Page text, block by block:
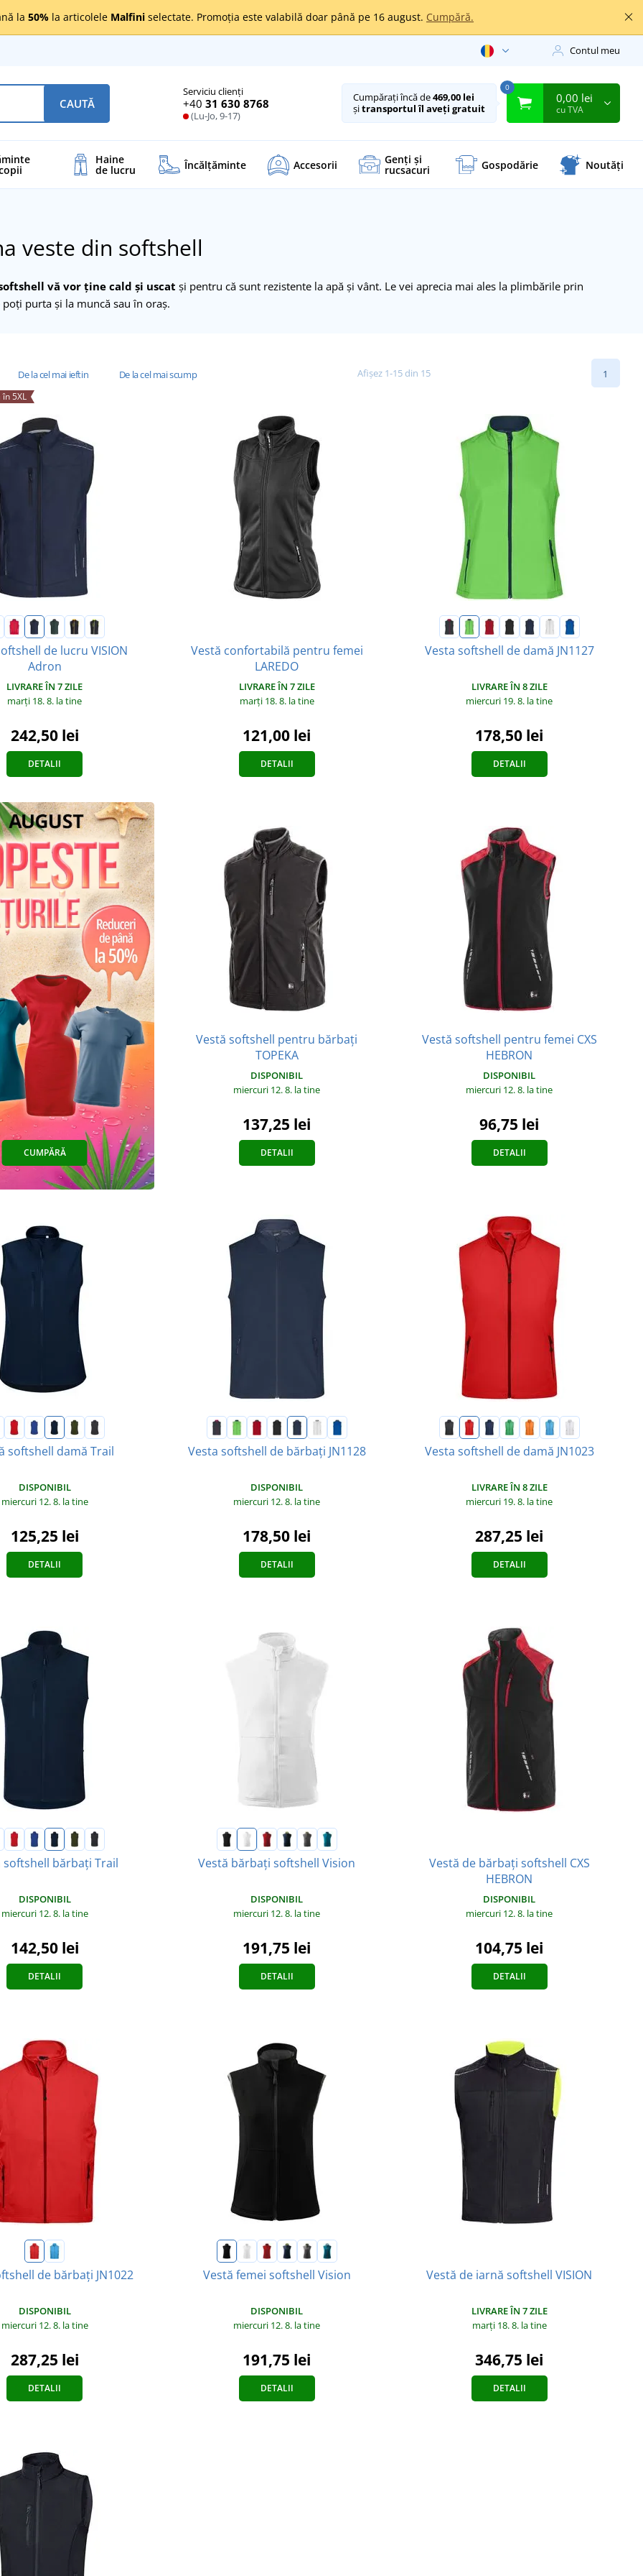
la 50% la articolele Malfini selectate. Promoția este valabilă doar până pe 16 august. Cumpără.
Contul meu
Serviciu clienți
+40 31 630 8768
(Lu-Jo, 9-17)
CAUTĂ Cumpărați încă de469,00 lei
șitransportul îl aveți gratuit
0
0,00 lei
cu TVA
Haine
de lucru Încălţăminte Accesorii Genți și
rucsacuri Gospodărie Noutăți
veste din softshell
vă vor ține cald și uscat și pentru că sunt rezistente la apă și vânt. Le vei aprecia mai ales la plimbările prin
purta și la muncă sau în oraș.
De la cel mai ieftin De la cel mai scump Afișez 1-15 din 15 1
5XL
de lucru VISION
Adron
LIVRARE ÎN 7 ZILE
marți 18. 8. la tine
242,50 lei
DETALII
Vestă confortabilă pentru femei
LAREDO
LIVRARE ÎN 7 ZILE
marți 18. 8. la tine
121,00 lei
DETALII
Vesta softshell de damă JN1127
LIVRARE ÎN 8 ZILE
miercuri 19. 8. la tine
178,50 lei
DETALII
CUMPĂRĂ
Vestă softshell pentru bărbați
TOPEKA
DISPONIBIL
miercuri 12. 8. la tine
137,25 lei
DETALII
Vestă softshell pentru femei CXS
HEBRON
DISPONIBIL
miercuri 12. 8. la tine
96,75 lei
DETALII
softshell damă Trail
DISPONIBIL
miercuri 12. 8. la tine
125,25 lei
DETALII
Vesta softshell de bărbați JN1128
DISPONIBIL
miercuri 12. 8. la tine
178,50 lei
DETALII
Vesta softshell de damă JN1023
LIVRARE ÎN 8 ZILE
miercuri 19. 8. la tine
287,25 lei
DETALII
softshell bărbați Trail
DISPONIBIL
miercuri 12. 8. la tine
142,50 lei
DETALII
Vestă bărbați softshell Vision
DISPONIBIL
miercuri 12. 8. la tine
191,75 lei
DETALII
Vestă de bărbați softshell CXS
HEBRON
DISPONIBIL
miercuri 12. 8. la tine
104,75 lei
DETALII
de bărbați JN1022
DISPONIBIL
miercuri 12. 8. la tine
287,25 lei
DETALII
Vestă femei softshell Vision
DISPONIBIL
miercuri 12. 8. la tine
191,75 lei
DETALII
Vestă de iarnă softshell VISION
LIVRARE ÎN 7 ZILE
marți 18. 8. la tine
346,75 lei
DETALII